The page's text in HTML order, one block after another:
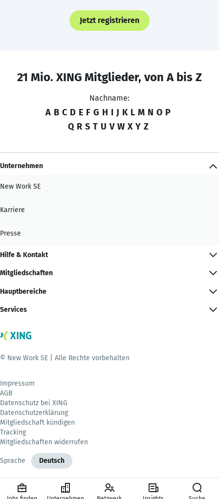
Jetzt registrieren
21 Mio. XING Mitglieder, von A bis Z
Nachname:
A B C D E F G H I J K L M N O P
Q R S T U V W X Y Z
Unternehmen
New Work SE
Karriere
Presse
Hilfe & Kontakt
Mitgliedschaften
Hauptbereiche
Services
© New Work SE | Alle Rechte vorbehalten
Impressum
AGB
Datenschutz bei XING
Datenschutzerklärung
Mitgliedschaft kündigen
Tracking
Mitgliedschaften widerrufen
Sprache Deutsch